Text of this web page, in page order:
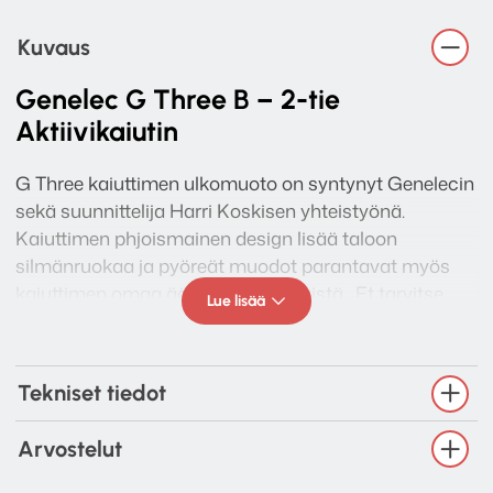
Kuvaus
Genelec G Three B – 2-tie
Aktiivikaiutin
G Three kaiuttimen ulkomuoto on syntynyt Genelecin
sekä suunnittelija Harri Koskisen yhteistyönä.
Kaiuttimen phjoismainen design lisää taloon
silmänruokaa ja pyöreät muodot parantavat myös
kaiuttimen omaa äänen vääristymistä. Et tarvitse
vahvistinta käyttääksesi Genelec kaiuttimia. Voit
televisioon. Pieni kokoiseksi Genelec g three b teho
riittää hyvin toistamaan kuuntelijalle kaukaakin
hyllyltä tai seinältä äänen. Parasta on, että kaiuttimia
ei tarvitse pitää kovalla kuullakseen äänen selvästi ja
Lue lisää
Tekniset tiedot
Arvostelut